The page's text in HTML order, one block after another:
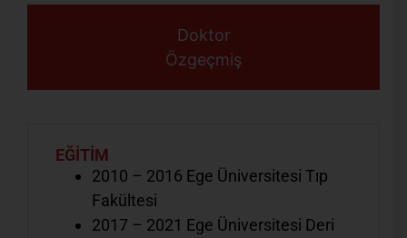
Doktor
Özgeçmiş
EĞİTİM
2010 – 2016 Ege Üniversitesi Tıp
Fakültesi
2017 – 2021 Ege Üniversitesi Deri